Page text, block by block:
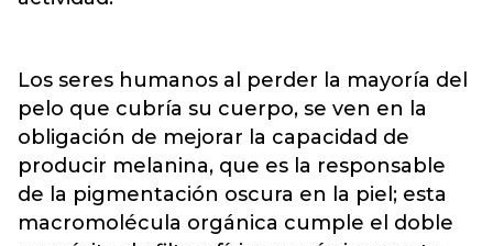
Los seres humanos al perder la mayoría del
pelo que cubría su cuerpo, se ven en la
obligación de mejorar la capacidad de
producir melanina, que es la responsable
de la pigmentación oscura en la piel; esta
macromolécula orgánica cumple el doble